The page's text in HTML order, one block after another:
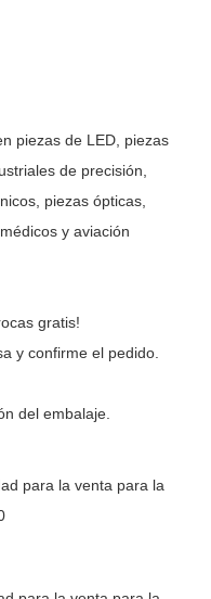
piezas de LED, piezas
de precisión,
piezas ópticas,
y aviación
gratis!
y confirme el pedido.
del embalaje.